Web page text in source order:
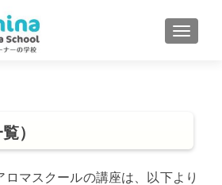
MENU
）
ロマスクールの講座は、以下より